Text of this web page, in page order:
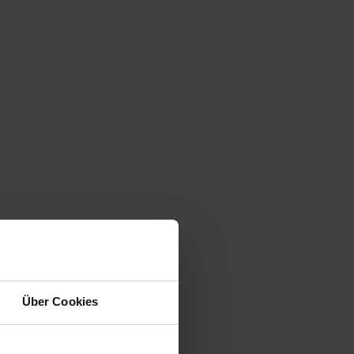
Über Cookies